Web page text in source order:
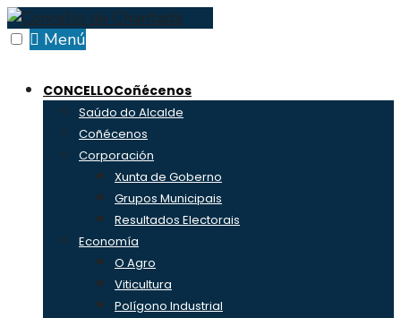
Skip
to
Menú
CONCELLOCoñécenos
Saúdo do Alcalde
Coñécenos
Corporación
Xunta de Goberno
Grupos Municipais
Resultados Electorais
Economía
O Agro
Viticultura
Polígono Industrial